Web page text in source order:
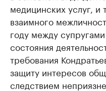
медицинских услуг, и
взаимного
году между
состояния
требования
защиту интересов
следствием